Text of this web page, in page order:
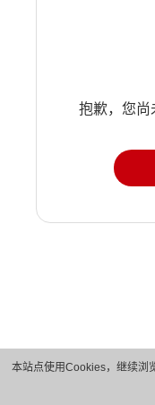
本站点使用Cookies，继续浏
抱歉，您尚
版权所有 © 华为技术有限